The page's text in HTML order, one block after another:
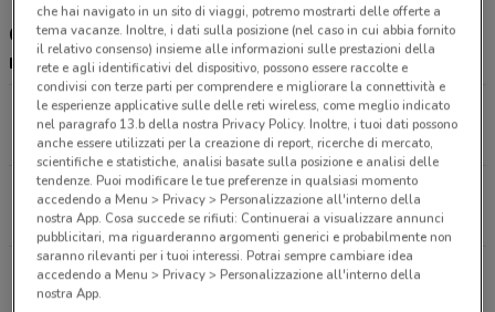
Concessionari 'A posto' Officine e Carrozzerie
nelle vicinanze
Via Sempione, 170 Gravellona Toce
22.9 km
CHIUSO
Via Alle Brughiere, 21 Crusinallo Di Omegna
25.9 km
APERTO
Corso Garibaldi, 59 Baveno
28 km
che hai navigato in un sito di viaggi, potremo mostrarti delle offerte a
tema vacanze. Inoltre, i dati sulla posizione (nel caso in cui abbia fornito
il relativo consenso) insieme alle informazioni sulle prestazioni della
rete e agli identificativi del dispositivo, possono essere raccolte e
condivisi con terze parti per comprendere e migliorare la connettività e
le esperienze applicative sulle delle reti wireless, come meglio indicato
nel paragrafo 13.b della nostra Privacy Policy. Inoltre, i tuoi dati possono
anche essere utilizzati per la creazione di report, ricerche di mercato,
scientifiche e statistiche, analisi basate sulla posizione e analisi delle
tendenze. Puoi modificare le tue preferenze in qualsiasi momento
accedendo a Menu > Privacy > Personalizzazione all'interno della
nostra App. Cosa succede se rifiuti: Continuerai a visualizzare annunci
pubblicitari, ma riguarderanno argomenti generici e probabilmente non
saranno rilevanti per i tuoi interessi. Potrai sempre cambiare idea
accedendo a Menu > Privacy > Personalizzazione all'interno della
nostra App.